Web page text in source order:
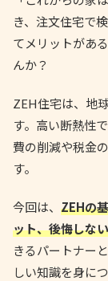
き、注文住宅で
てメリットがあ
んか？
ZEH住宅は、地
す。高い断熱性
費の削減や税金
す。
今回は、 ZEHの
ット、後悔しな
きるパートナー
しい知識を身に